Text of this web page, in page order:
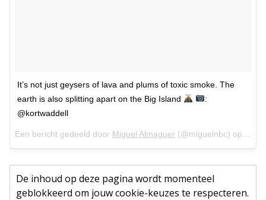
It’s not just geysers of lava and plums of toxic smoke. The
earth is also splitting apart on the Big Island
:
@kortwaddell
Een bericht gedeeld door Miguel Almaguer (@miguelnbc) op
De inhoud op deze pagina wordt momenteel
geblokkeerd om jouw cookie-keuzes te respecteren.